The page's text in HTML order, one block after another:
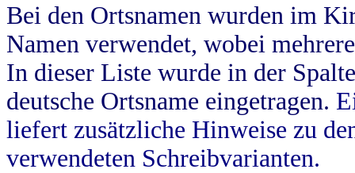
Bei den Ortsnamen wurden im
Namen verwendet, wobei
In dieser Liste wurde in der
deutsche Ortsname eingetragen.
liefert zusätzliche Hinweise zu
verwendeten Schreibvarianten.